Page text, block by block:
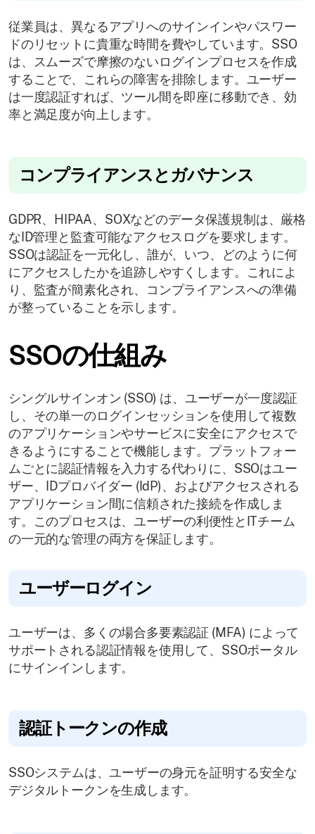
従業員は、異なるアプリへのサインインやパスワー
ドのリセットに貴重な時間を費やしています。SSO
は、スムーズで摩擦のないログインプロセスを作成
することで、これらの障害を排除します。ユーザー
は一度認証すれば、ツール間を即座に移動でき、効
率と満足度が向上します。
コンプライアンスとガバナンス
GDPR、HIPAA、SOXなどのデータ保護規制は、厳格
なID管理と監査可能なアクセスログを要求します。
SSOは認証を一元化し、誰が、いつ、どのように何
にアクセスしたかを追跡しやすくします。これによ
り、監査が簡素化され、コンプライアンスへの準備
が整っていることを示します。
SSOの仕組み
シングルサインオン (SSO) は、ユーザーが一度認証
し、その単一のログインセッションを使用して複数
のアプリケーションやサービスに安全にアクセスで
きるようにすることで機能します。プラットフォー
ムごとに認証情報を入力する代わりに、SSOはユー
ザー、IDプロバイダー (IdP)、およびアクセスされる
アプリケーション間に信頼された接続を作成しま
す。このプロセスは、ユーザーの利便性とITチーム
の一元的な管理の両方を保証します。
ユーザーログイン
ユーザーは、多くの場合多要素認証 (MFA) によって
サポートされる認証情報を使用して、SSOポータル
にサインインします。
認証トークンの作成
SSOシステムは、ユーザーの身元を証明する安全な
デジタルトークンを生成します。